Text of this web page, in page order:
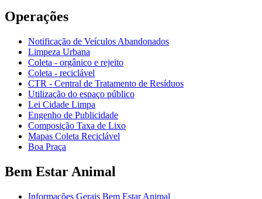
Operações
Notificação de Veículos Abandonados
Limpeza Urbana
Coleta - orgânico e rejeito
Coleta - reciclável
CTR - Central de Tratamento de Resíduos
Utilização do espaço público
Lei Cidade Limpa
Engenho de Publicidade
Composição Taxa de Lixo
Mapas Coleta Reciclável
Boa Praça
Bem Estar Animal
Informações Gerais Bem Estar Animal